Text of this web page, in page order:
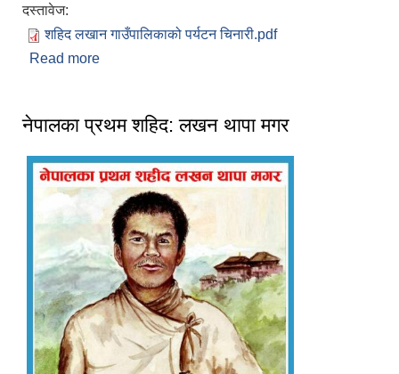
दस्तावेज:
शहिद लखान गाउँपालिकाको पर्यटन चिनारी.pdf
Read more
नेपालका प्रथम शहिद: लखन थापा मगर